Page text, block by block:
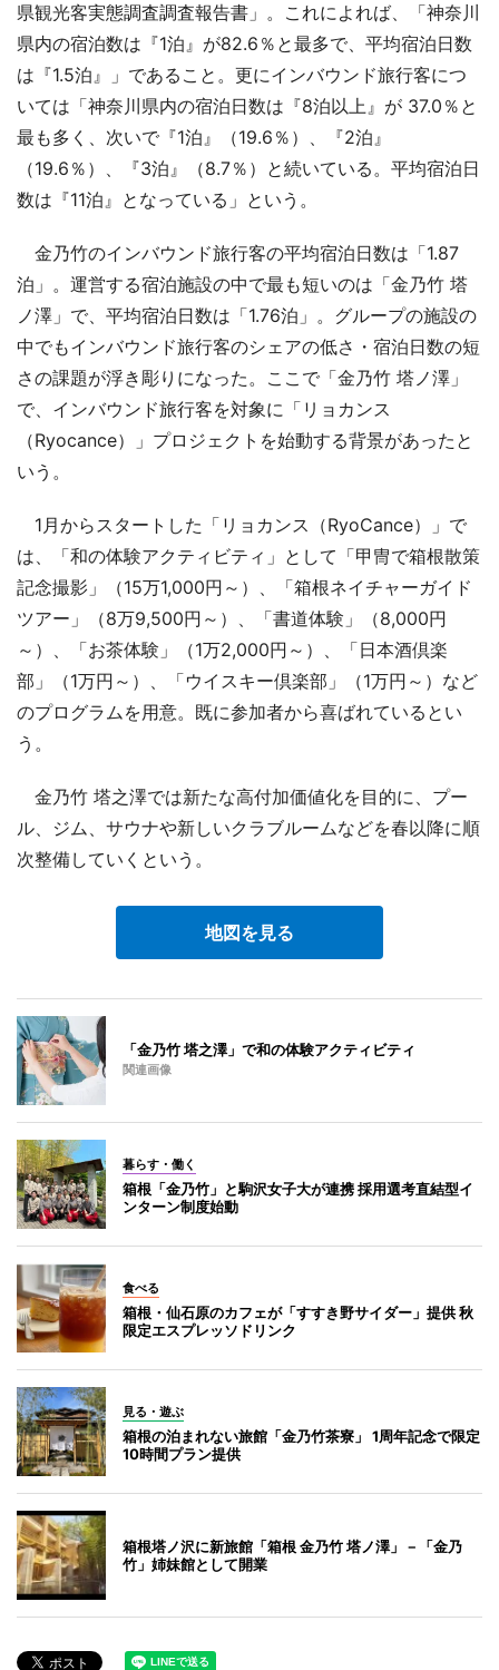
県観光客実態調査調査報告書」。これによれば、「神奈川
県内の宿泊数は『1泊』が82.6％と最多で、平均宿泊日数
は『1.5泊』」であること。更にインバウンド旅行客につ
いては「神奈川県内の宿泊日数は『8泊以上』が 37.0％と
最も多く、次いで『1泊』（19.6％）、『2泊』
（19.6％）、『3泊』（8.7％）と続いている。平均宿泊日
数は『11泊』となっている」という。
金乃竹のインバウンド旅行客の平均宿泊日数は「1.87
泊」。運営する宿泊施設の中で最も短いのは「金乃竹 塔
ノ澤」で、平均宿泊日数は「1.76泊」。グループの施設の
中でもインバウンド旅行客のシェアの低さ・宿泊日数の短
さの課題が浮き彫りになった。ここで「金乃竹 塔ノ澤」
で、インバウンド旅行客を対象に「リョカンス
（Ryocance）」プロジェクトを始動する背景があったと
いう。
1月からスタートした「リョカンス（RyoCance）」で
は、「和の体験アクティビティ」として「甲冑で箱根散策
記念撮影」（15万1,000円～）、「箱根ネイチャーガイド
ツアー」（8万9,500円～）、「書道体験」（8,000円
～）、「お茶体験」（1万2,000円～）、「日本酒倶楽
部」（1万円～）、「ウイスキー倶楽部」（1万円～）など
のプログラムを用意。既に参加者から喜ばれているとい
う。
金乃竹 塔之澤では新たな高付加価値化を目的に、プー
ル、ジム、サウナや新しいクラブルームなどを春以降に順
次整備していくという。
地図を見る
「金乃竹 塔之澤」で和の体験アクティビティ
関連画像
暮らす・働く
箱根「金乃竹」と駒沢女子大が連携 採用選考直結型イ
ンターン制度始動
食べる
箱根・仙石原のカフェが「すすき野サイダー」提供 秋
限定エスプレッソドリンク
見る・遊ぶ
箱根の泊まれない旅館「金乃竹茶寮」 1周年記念で限定
10時間プラン提供
箱根塔ノ沢に新旅館「箱根 金乃竹 塔ノ澤」－「金乃
竹」姉妹館として開業